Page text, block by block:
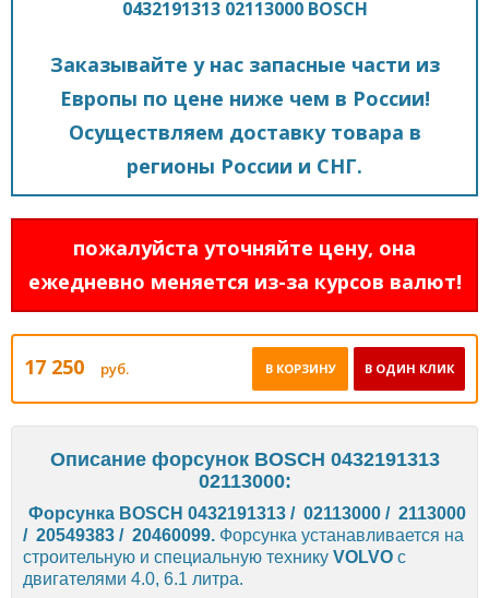
0432191313 02113000 BOSCH
Заказывайте у нас запасные части из
Европы по цене ниже чем в России!
Осуществляем доставку товара в
регионы России и СНГ.
пожалуйста уточняйте цену, она
ежедневно меняется из-за курсов валют!
17 250 руб. В ОДИН КЛИК
В КОРЗИНУ
Описание форсунок BOSCH 0432191313
02113000:
Форсунка BOSCH 0432191313 / 02113000 / 2113000
/ 20549383 / 20460099. Форсунка устанавливается на
строительную и специальную технику VOLVO с
двигателями 4.0, 6.1 литра.